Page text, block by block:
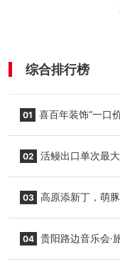
综合排行榜
01 喜百年装饰“一口
02 活鳗出口单次最
03 高原添新丁，萌
04 贵阳路边音乐会·